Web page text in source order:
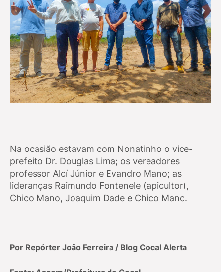
Na ocasião estavam com Nonatinho o vice-
prefeito Dr. Douglas Lima; os vereadores
professor Alcí Júnior e Evandro Mano; as
lideranças Raimundo Fontenele (apicultor),
Chico Mano, Joaquim Dade e Chico Mano.
Por Repórter João Ferreira / Blog Cocal Alerta